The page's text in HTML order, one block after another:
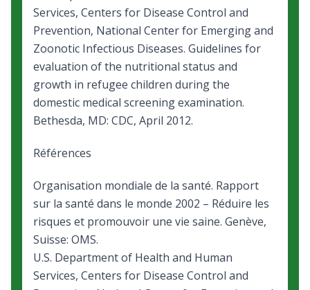
Services, Centers for Disease Control and
Prevention, National Center for Emerging and
Zoonotic Infectious Diseases. Guidelines for
evaluation of the nutritional status and
growth in refugee children during the
domestic medical screening examination.
Bethesda, MD: CDC, April 2012.
Références
Organisation mondiale de la santé. Rapport
sur la santé dans le monde 2002 – Réduire les
risques et promouvoir une vie saine. Genève,
Suisse: OMS.
U.S. Department of Health and Human
Services, Centers for Disease Control and